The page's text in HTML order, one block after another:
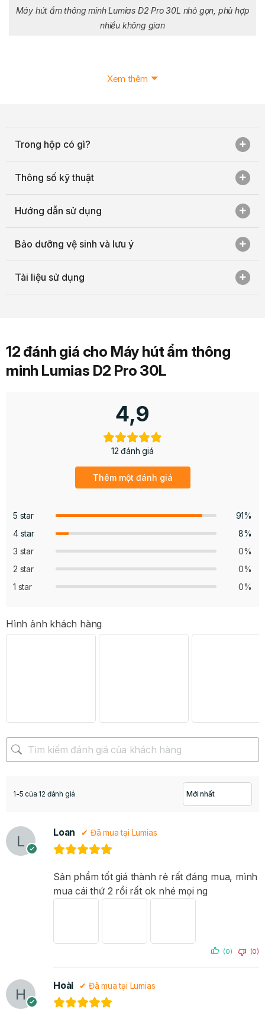
Máy hút ẩm thông minh Lumias D2 Pro 30L nhỏ gọn, phù hợp
nhiều không gian
D2 Pro hẹn thời thông minh vô cùng tiện lợi
Lumias D2 Pro 30L di chuyển dễ dàng
Xem thêm
Trong hộp có gì?
Thông số kỹ thuật
Hướng dẫn sử dụng
Bảo dưỡng vệ sinh và lưu ý
Tài liệu sử dụng
12 đánh giá cho Máy hút ẩm thông
minh Lumias D2 Pro 30L
4,9
12 đánh giá
Thêm một đánh giá
5 star
91%
4 star
8%
3 star
0%
2 star
0%
1 star
0%
Hình ảnh khách hàng
1-5 của 12 đánh giá
Loan ✔ Đã mua tại Lumias
Sản phẩm tốt giá thành rẻ rất đáng mua, mình
mua cái thứ 2 rồi rất ok nhé mọi ng
(0) (0)
Hoài ✔ Đã mua tại Lumias